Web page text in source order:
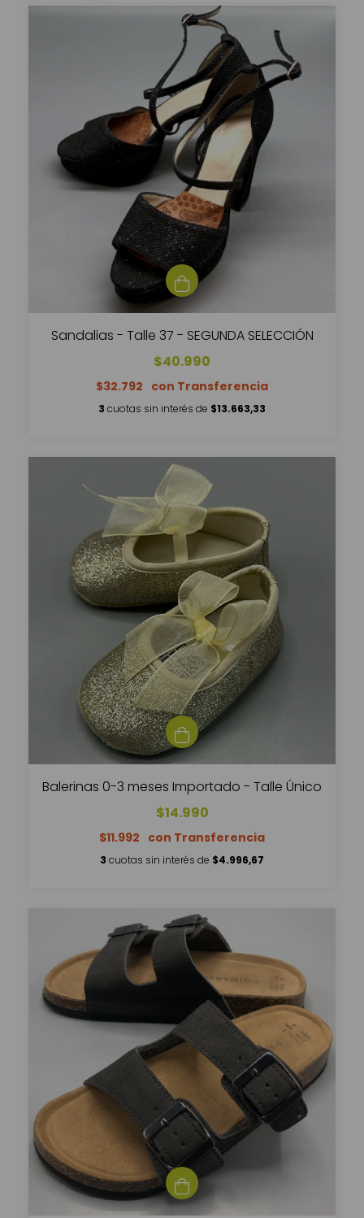
Sandalias - Talle 37 - SEGUNDA SELECCIÓN
$40.990
$32.792
3 cuotas sin interés de $13.663,33
Balerinas 0-3 meses Importado - Talle Único
$14.990
$11.992
3 cuotas sin interés de $4.996,67